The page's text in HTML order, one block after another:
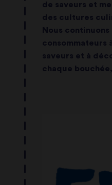
de saveurs et
des cultures
Nous
consommateurs
saveurs et à
chaque